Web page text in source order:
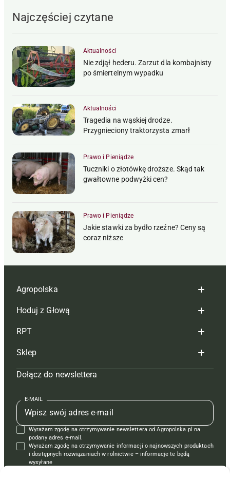
Najczęściej czytane
Aktualności
Nie zdjął hederu. Zarzut dla kombajnisty
po śmiertelnym wypadku
Aktualności
Tragedia na wąskiej drodze.
Przygnieciony traktorzysta zmarł
Prawo i Pieniądze
Tuczniki o złotówkę droższe. Skąd tak
gwałtowne podwyżki cen?
Prawo i Pieniądze
Jakie stawki za bydło rzeźne? Ceny są
coraz niższe
Agropolska
Redakcja
Reklama
Tagi
Mapa serwisu
Kontakt
Regulamin
Polityka prywatności
Hoduj z Głową
Hoduj z głową bydło
Hoduj z głową świnie
Prenumerata
Redakcja
Kontakt
Reklama
RPT
Redakcja
Prenumerata
Reklama
Kontakt
Krzyżówki
Sklep
Czasopisma i prenumerata
Książki
Regulamin
Dołącz do newslettera
E-MAIL
Wyrażam zgodę na otrzymywanie newslettera od Agropolska.pl na
podany adres e-mail.
Wyrażam zgodę na otrzymywanie informacji o najnowszych produktach
i dostępnych rozwiązaniach w rolnictwie – informacje te będą
wysyłane